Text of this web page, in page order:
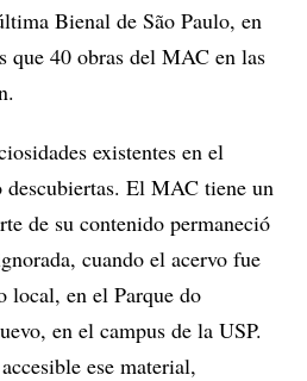
Bienal de São Paulo, en
que 40 obras del MAC en las
existentes en el
descubiertas. El MAC tiene un
de su contenido permaneció
cuando el acervo fue
local, en el Parque do
en el campus de la USP.
ese material,